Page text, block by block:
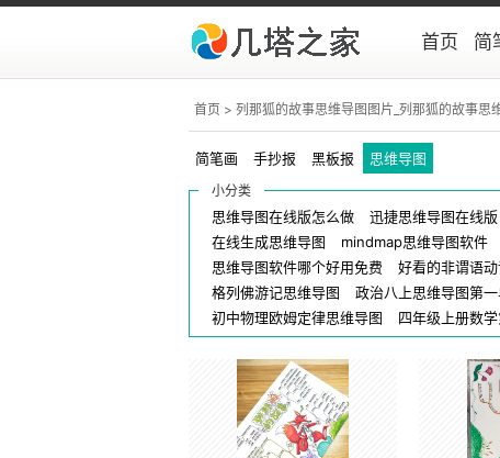
首页 简
首页 > 列那狐的故事思维导图图片_列那狐的故事思
简笔画 手抄报 黑板报 思维导图
小分类
思维导图在线版怎么做 迅捷思维导图在线版
在线生成思维导图
mindmap思维导图软件
思维导图软件哪个好用免费
好看的非谓语
格列佛游记思维导图
政治八上思维导图第
初中物理欧姆定律思维导图
四年级上册数